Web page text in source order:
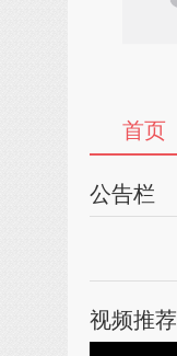
首页
公告栏
视频推荐